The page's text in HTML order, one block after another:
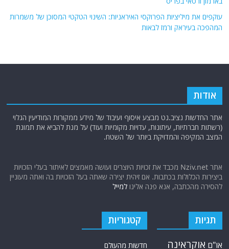
עוקפים את מיליציות הפרוקסי האיראניות: השינוי הטקטי המסוכן של משמרות
המהפכה בעיראק ורמז לבאות
אודות
אתר החדשות נציב.נט מבצע איסוף ועיבוד של מידע ממקורות המודיעין הגלוי
(רשתות חברתיות, עיתונות, עדויות מקומיות ועוד) על מנת להביא את תמונת
המצב המקיפה והמדויקת ביותר של השטח.
אתר Nziv.net מכבד את זכויות היוצרים ועושה מאמצים לאיתור בעלי הזכויות
ביצירות הכלולות בכתבות. אם זיהית יצירה שאתה בעל הזכויות בה ואתה מעוניין
להסירה מהכתבה, אנא פנה אלינולמייל
תגיות
או"ם אוקראינה
קטגוריות
חדשות מהעולם